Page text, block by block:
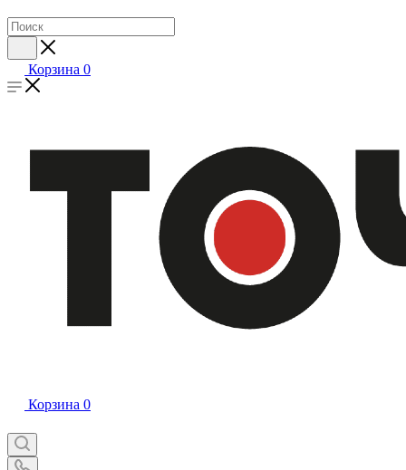
Корзина 0
Корзина 0